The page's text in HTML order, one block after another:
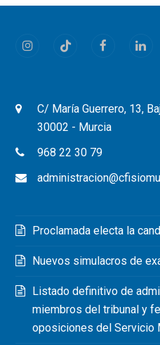
InstagramTiktok Facebook
C/ María Guerrero, 13,
30002 - Murcia
968 22 30 79
Proclamada electa la
Nuevos simulacros de
Listado definitivo de
miembros del tribunal y
oposiciones del Servicio